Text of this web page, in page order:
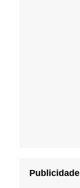
Publicidade